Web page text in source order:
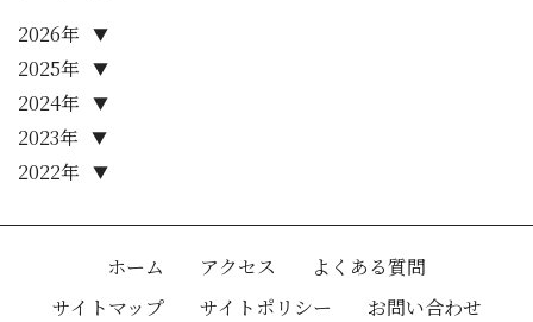
2022年 ▼
2023年 ▼
2024年 ▼
2025年 ▼
2026年 ▼
ホーム アクセス
よくある質問
サイトマップ
サイトポリシー お問い合わせ